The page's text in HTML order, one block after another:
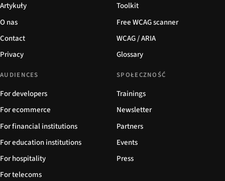
Artykuły
O nas
Contact
Privacy
Toolkit
Free WCAG scanner
WCAG / ARIA
Glossary
AUDIENCES
For developers
For ecommerce
For financial institutions
For education institutions
For hospitality
For telecoms
SPOŁECZNOŚĆ
Trainings
Newsletter
Partners
Events
Press